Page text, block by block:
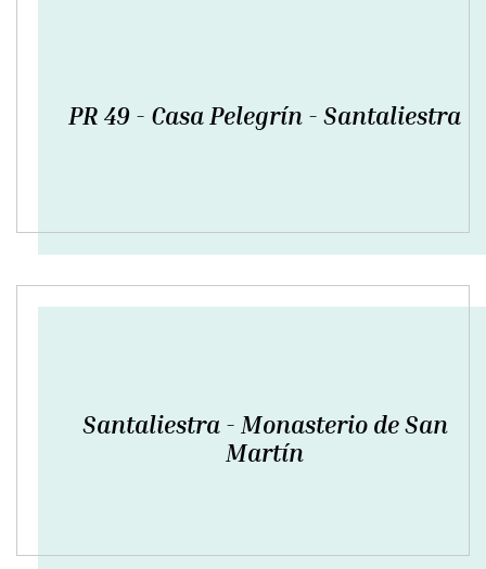
PR 49 - Casa Pelegrín - Santaliestra
Santaliestra - Monasterio de San
Martín